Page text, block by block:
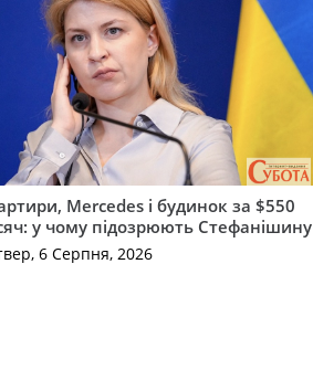
Mercedes і будинок за $550
у чому підозрюють Стефанішину
6 Серпня, 2026